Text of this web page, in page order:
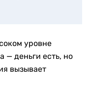
уровне
— деньги есть, но
вызывает